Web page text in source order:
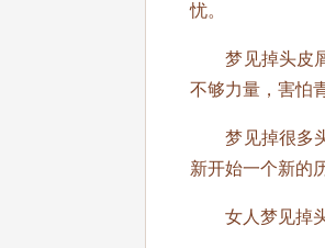
忧。
梦见掉头皮屑
不够力量，害怕
梦见掉很多头
新开始一个新的
女人梦见掉头